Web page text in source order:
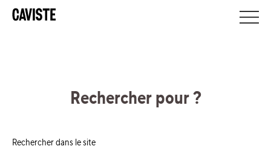
Rechercher pour?
Rechercher dans le site